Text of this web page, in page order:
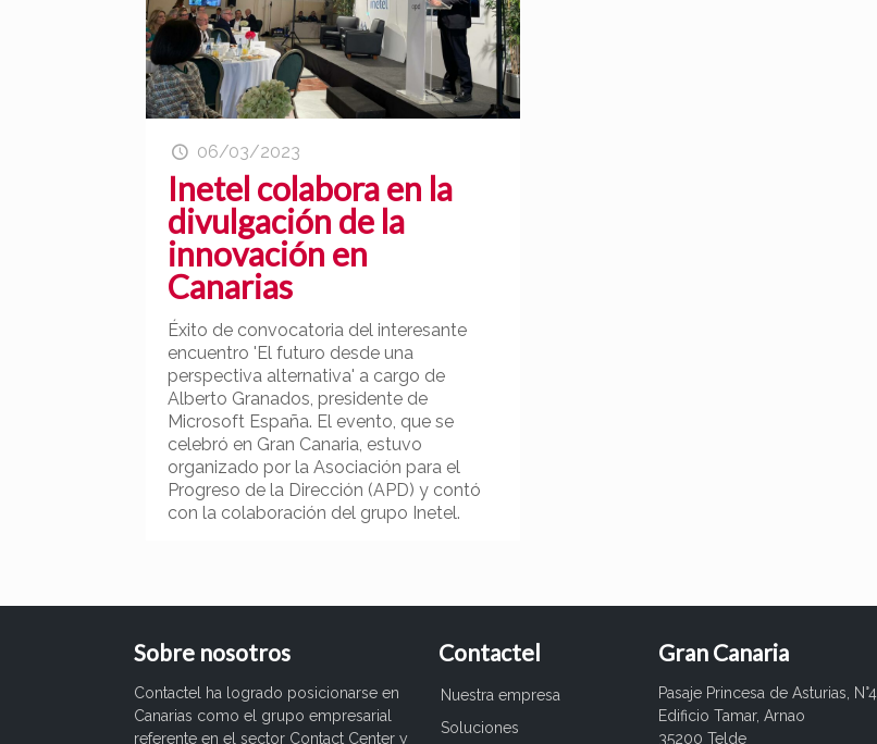
06/03/2023
Inetel colabora en la
divulgación de la
innovación en
Canarias
Éxito de convocatoria del interesante
encuentro 'El futuro desde una
perspectiva alternativa' a cargo de
Alberto Granados, presidente de
Microsoft España. El evento, que se
celebró en Gran Canaria, estuvo
organizado por la Asociación para el
Progreso de la Dirección (APD) y contó
con la colaboración del grupo Inetel.
Sobre nosotros
Contactel ha logrado posicionarse en
Canarias como el grupo empresarial
referente en el sector Contact Center y
Contactel
Nuestra empresa
Soluciones
Gran Canaria
Pasaje Princesa de Asturias, N°4
Edificio Tamar, Arnao
35200 Telde